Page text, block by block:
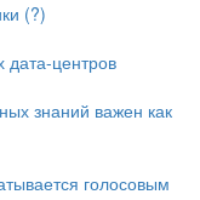
(?)
центров
знаний важен как
голосовым